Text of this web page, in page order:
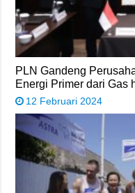
PLN Gandeng
Energi Primer dari Gas
12 Februari 2024